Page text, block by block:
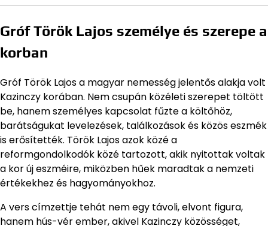
Gróf Török Lajos személye és szerepe a
korban
Gróf Török Lajos a magyar nemesség jelentős alakja volt
Kazinczy korában. Nem csupán közéleti szerepet töltött
be, hanem személyes kapcsolat fűzte a költőhöz,
barátságukat levelezések, találkozások és közös eszmék
is erősítették. Török Lajos azok közé a
reformgondolkodók közé tartozott, akik nyitottak voltak
a kor új eszméire, miközben hűek maradtak a nemzeti
értékekhez és hagyományokhoz.
A vers címzettje tehát nem egy távoli, elvont figura,
hanem hús-vér ember, akivel Kazinczy közösséget,